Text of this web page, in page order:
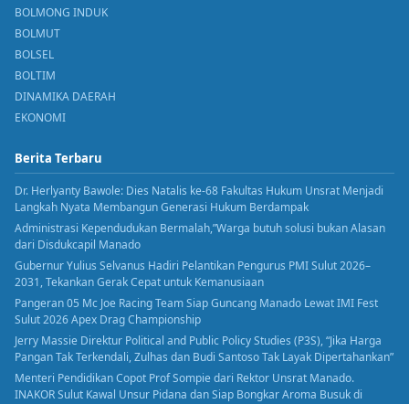
BOLMONG INDUK
BOLMUT
BOLSEL
BOLTIM
DINAMIKA DAERAH
EKONOMI
Berita Terbaru
Dr. Herlyanty Bawole: Dies Natalis ke-68 Fakultas Hukum Unsrat Menjadi
Langkah Nyata Membangun Generasi Hukum Berdampak
Administrasi Kependudukan Bermalah,”Warga butuh solusi bukan Alasan
dari Disdukcapil Manado
Gubernur Yulius Selvanus Hadiri Pelantikan Pengurus PMI Sulut 2026–
2031, Tekankan Gerak Cepat untuk Kemanusiaan
Pangeran 05 Mc Joe Racing Team Siap Guncang Manado Lewat IMI Fest
Sulut 2026 Apex Drag Championship
Jerry Massie Direktur Political and Public Policy Studies (P3S), “Jika Harga
Pangan Tak Terkendali, Zulhas dan Budi Santoso Tak Layak Dipertahankan”
Menteri Pendidikan Copot Prof Sompie dari Rektor Unsrat Manado.
INAKOR Sulut Kawal Unsur Pidana dan Siap Bongkar Aroma Busuk di